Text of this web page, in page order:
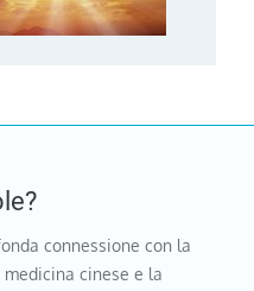
connessione con la
cinese e la